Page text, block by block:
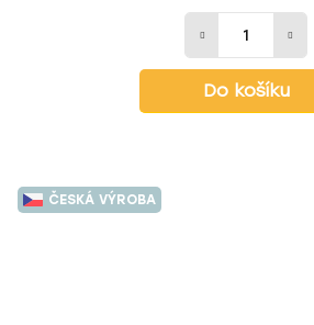
Do košíku
ČESKÁ VÝROBA